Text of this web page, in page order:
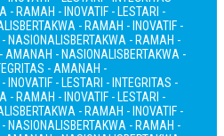
- RAMAH - INOVATIF - LESTARI -
BERTAKWA - RAMAH - INOVATIF -
NASIONALISBERTAKWA - RAMAH -
- AMANAH - NASIONALISBERTAKWA -
- AMANAH -
INOVATIF - LESTARI - INTEGRITAS -
- RAMAH - INOVATIF - LESTARI -
BERTAKWA - RAMAH - INOVATIF -
NASIONALISBERTAKWA - RAMAH -